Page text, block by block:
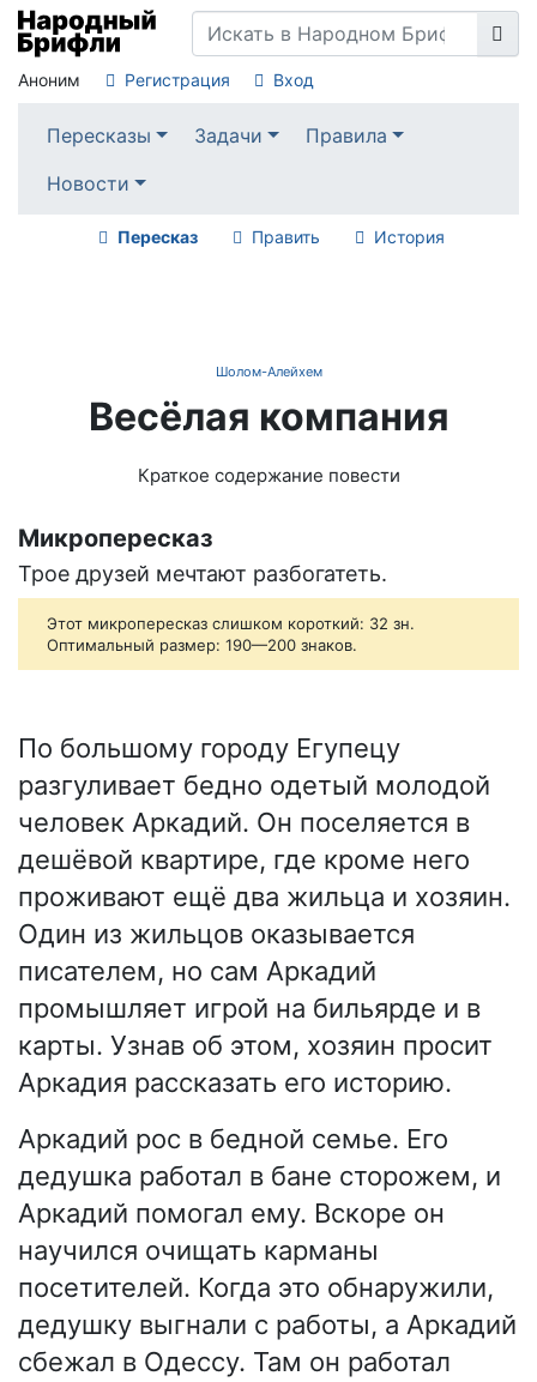
Аноним Регистрация Вход
Пересказы Задачи
Правила
Новости
Пересказ Править История
Шолом-Алейхем
Весёлая компания
Краткое содержание повести
Микропересказ
Трое друзей мечтают разбогатеть.
Этот микропересказ слишком короткий: 32 зн.
Оптимальный размер: 190—200 знаков.
По большому городу Егупецу
разгуливает бедно одетый молодой
человек Аркадий. Он поселяется в
дешёвой квартире, где кроме него
проживают ещё два жильца и хозяин.
Один из жильцов оказывается
писателем, но сам Аркадий
промышляет игрой на бильярде и в
карты. Узнав об этом, хозяин просит
Аркадия рассказать его историю.
Аркадий рос в бедной семье. Его
дедушка работал в бане сторожем, и
Аркадий помогал ему. Вскоре он
научился очищать карманы
посетителей. Когда это обнаружили,
дедушку выгнали с работы, а Аркадий
сбежал в Одессу. Там он работал